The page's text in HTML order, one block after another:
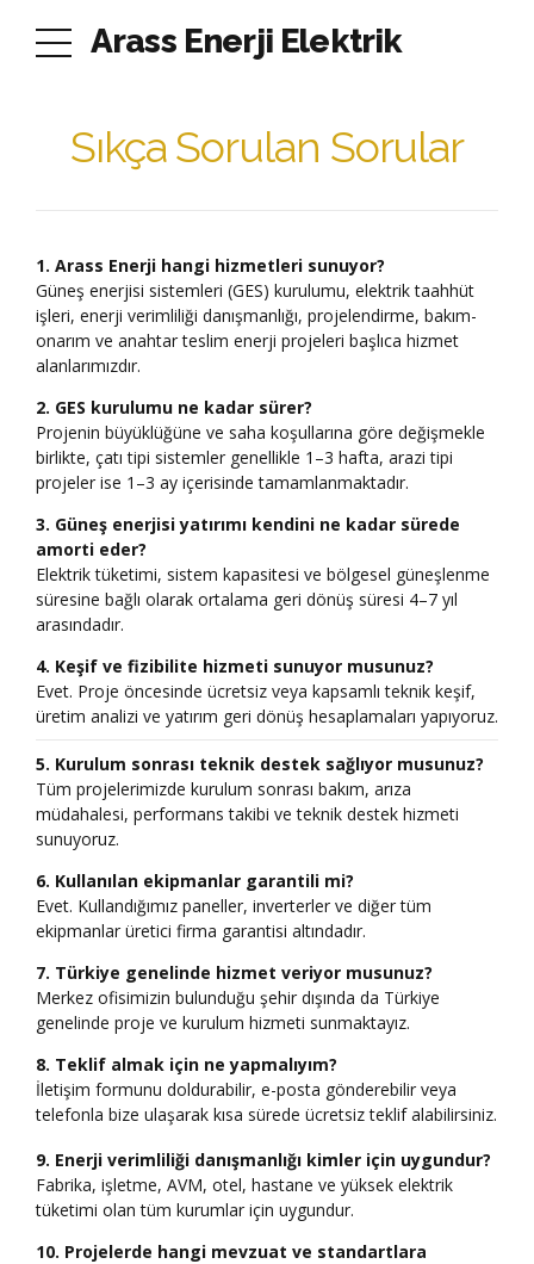
Arass Enerji Elektrik
Sıkça Sorulan Sorular
1. Arass Enerji hangi hizmetleri sunuyor?
Güneş enerjisi sistemleri (GES) kurulumu, elektrik taahhüt
işleri, enerji verimliliği danışmanlığı, projelendirme, bakım-
onarım ve anahtar teslim enerji projeleri başlıca hizmet
alanlarımızdır.
2. GES kurulumu ne kadar sürer?
Projenin büyüklüğüne ve saha koşullarına göre değişmekle
birlikte, çatı tipi sistemler genellikle 1–3 hafta, arazi tipi
projeler ise 1–3 ay içerisinde tamamlanmaktadır.
3. Güneş enerjisi yatırımı kendini ne kadar sürede
amorti eder?
Elektrik tüketimi, sistem kapasitesi ve bölgesel güneşlenme
süresine bağlı olarak ortalama geri dönüş süresi 4–7 yıl
arasındadır.
4. Keşif ve fizibilite hizmeti sunuyor musunuz?
Evet. Proje öncesinde ücretsiz veya kapsamlı teknik keşif,
üretim analizi ve yatırım geri dönüş hesaplamaları yapıyoruz.
5. Kurulum sonrası teknik destek sağlıyor musunuz?
Tüm projelerimizde kurulum sonrası bakım, arıza
müdahalesi, performans takibi ve teknik destek hizmeti
sunuyoruz.
6. Kullanılan ekipmanlar garantili mi?
Evet. Kullandığımız paneller, inverterler ve diğer tüm
ekipmanlar üretici firma garantisi altındadır.
7. Türkiye genelinde hizmet veriyor musunuz?
Merkez ofisimizin bulunduğu şehir dışında da Türkiye
genelinde proje ve kurulum hizmeti sunmaktayız.
8. Teklif almak için ne yapmalıyım?
İletişim formunu doldurabilir, e-posta gönderebilir veya
telefonla bize ulaşarak kısa sürede ücretsiz teklif alabilirsiniz.
9. Enerji verimliliği danışmanlığı kimler için uygundur?
Fabrika, işletme, AVM, otel, hastane ve yüksek elektrik
tüketimi olan tüm kurumlar için uygundur.
10. Projelerde hangi mevzuat ve standartlara